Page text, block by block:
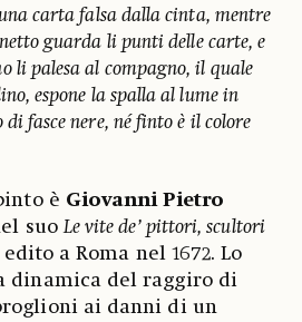
carta falsa dalla cinta, mentre
guarda li punti delle carte, e
li palesa al compagno, il quale
espone la spalla al lume in
fasce nere, né finto è il colore
è Giovanni Pietro
suoLe vite de’ pittori, scultori
edito a Roma nel 1672. Lo
dinamica del raggiro di
ai danni di un